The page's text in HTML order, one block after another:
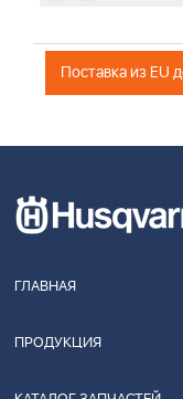
Поставка из EU
ГЛАВНАЯ
ПРОДУКЦИЯ